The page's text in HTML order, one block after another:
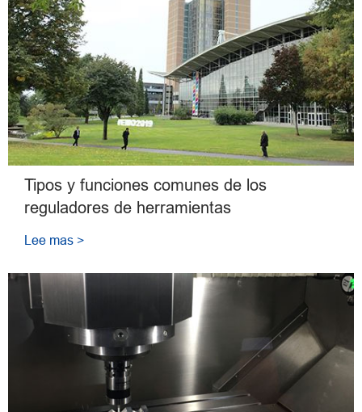
Tipos y funciones comunes de los
reguladores de herramientas
Lee mas >